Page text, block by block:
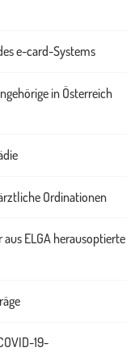
e-card-Systems
in Österreich
Ordinationen
ELGA herausoptierte
19-